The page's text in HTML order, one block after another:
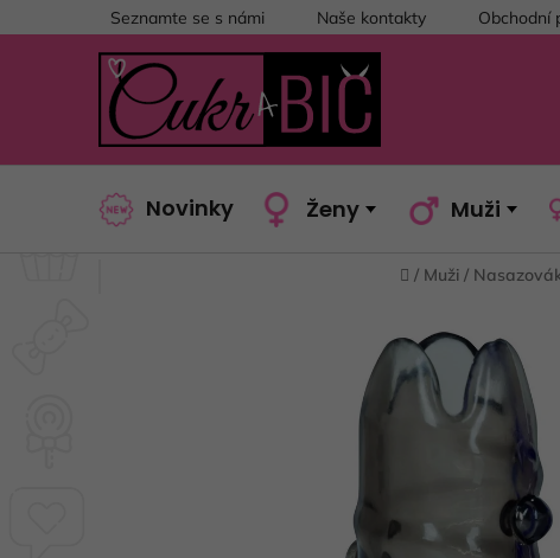
na
Seznamte se s námi Naše kontakty Obchodní
Novinky Ženy Muži
Domů
/ Muži /